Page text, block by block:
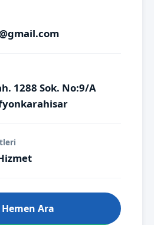
1288 Sok. No:9/A
Hemen Ara